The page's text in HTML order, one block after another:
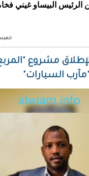
الرئيس البيساو غيني
خميس, 24/09/
مشروع
السيارات"